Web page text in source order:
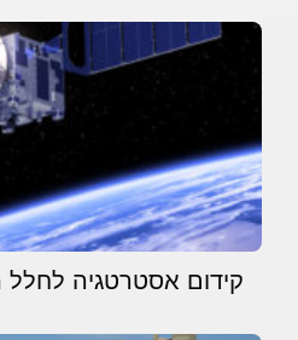
קידום אסטרטגיה